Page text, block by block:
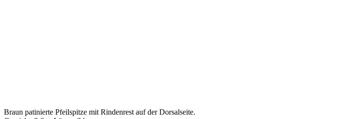
Braun patinierte Pfeilspitze mit Rindenrest auf der Dorsalseite.